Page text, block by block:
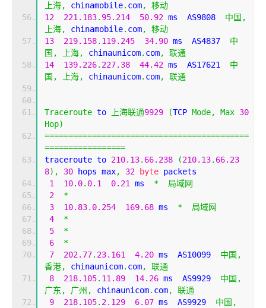
上海,
chinamobile. com,
移动
12
221.183. 95.214 50.92 ms  AS9808 中国,
上海,
chinamobile. com,
移动
13
219.158. 119.245 34.90 ms  AS4837 中
国,
上海, chinaunicom. com,
联通
14
139.226. 227.38 44.42 ms  AS17621 中
国,
上海, chinaunicom. com, 联通
Traceroute to 上海联通9929 (TCP Mode, Max 30
Hop)
===========================================
=================
traceroute to 210.13. 66.238 (210.13. 66.23
8), 30 hops max, 32 byte packets
1
10.0. 0.1 0.21 ms *
局域网
2
*
3
10.83. 0.254 169.68 ms *
局域网
4
*
5
*
6
*
7
202.77. 23.161 4.20 ms  AS10099 中国,
香港,
chinaunicom. com,
联通
8
218.105. 11.89 14.26 ms  AS9929 中国,
广东,
广州, chinaunicom. com,
联通
9
218.105. 2.129 6.07 ms  AS9929 中国,